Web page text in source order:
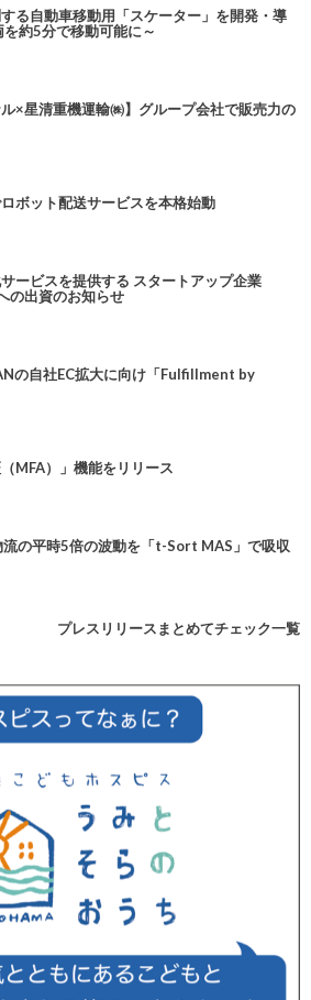
る自動車移動用「スケーター」を開発・導
約5分で移動可能に～
ル×星清重機運輸㈱】グループ会社で販売力の
ボット配送サービスを本格始動
ービスを提供する スタートアップ企業
の出資のお知らせ
の自社EC拡大に向け「Fulfillment by
MFA）」機能をリリース
の平時5倍の波動を「t-Sort MAS」で吸収
プレスリリースまとめてチェック一覧